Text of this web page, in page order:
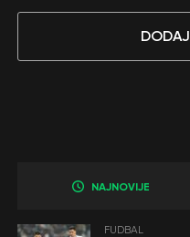
NAJNOVIJE
FUDBAL